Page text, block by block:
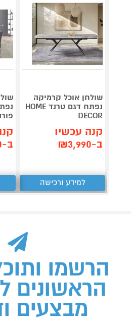
שולחן אוכל קרמיקה
נפתח דגם טרנד HOME
DECOR
קנה עכשיו
ב-₪3,990
למידע ורכישה
ב-₪2,490
הרשמו
הראשונים
מבצעים